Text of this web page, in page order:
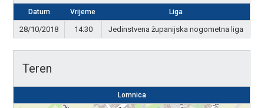
Datum Vrijeme Liga
28/10/2018 14:30 Jedinstvena županijska nogometna liga
Teren
Lomnica